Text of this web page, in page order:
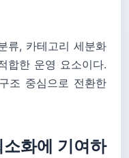
류, 카테고리 세분화
합한 운영 요소이다.
조 중심으로 전환한
화에 기여하